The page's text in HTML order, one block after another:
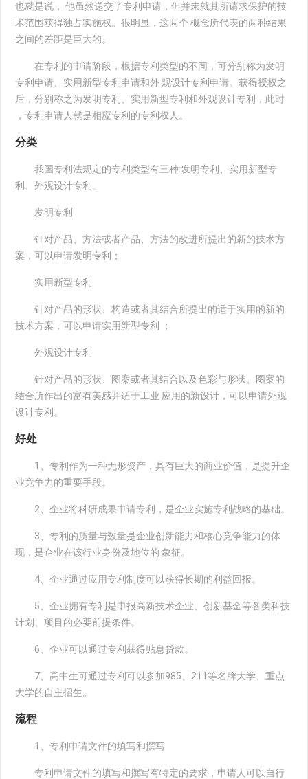
也就是说， 他虽然递交了专利申请，但并未就其所请求保护的技
术范围获得独占实施权。很明显，这两个 概念所代表的两种结果
之间的差距是巨大的。
在专利的申请阶段，根据专利类型的不同，可分别称为发明
专利申请、实用新型专利申请和外 观设计专利申请。获得授权之
后，分别称之为发明专利、实用新型专利和外观设计专利，此时
，专利申请人就是相应专利的专利权人。
分类
我国专利法规定的专利类型有三种:发明专利、实用新型专
利、外观设计专利。
发明专利
针对产品、方法或者产品、方法的改进所提出的新的技术方
案，可以申请发明专利；
实用新型专利
针对产品的形状、构造或者其结合所提出的适于实用的新的
技术方案，可以申请实用新型专利 ；
外观设计专利
针对产品的形状、图案或者其结合以及色彩与形状、图案的
结合所作出的富有美感并适于工业 应用的新设计，可以申请外观
设计专利。
好处
1、专利作为一种无形资产，具有巨大的商业价值，是提升企
业竞争力的重要手段。
2、企业将科研成果申请专利，是企业实施专利战略的基础。
3、专利的质量与数量是企业创新能力和核心竞争能力的体
现，是企业在该行业身份及地位的 象征。
4、企业通过应用专利制度可以获得长期的利益回报。
5、企业拥有专利是申报高新技术企业、创新基金等各类科技
计划、项目的必要前提条件。
6、企业可以通过专利获得贴息贷款。
7、高中生可通过专利可以参加985、211等名牌大学、重点
大学的自主招生。
流程
1、专利申请文件的填写和撰写
专利申请文件的填写和撰写有特定的要求，申请人可以自行